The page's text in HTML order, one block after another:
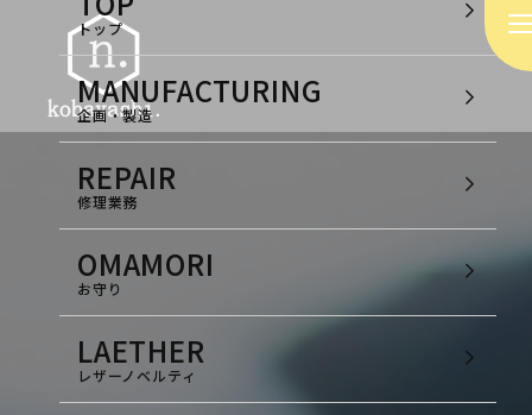
トップ
MANUFACTURING
企画・製造
REPAIR
修理業務
OMAMORI
お守り
LAETHER
レザーノベルティ